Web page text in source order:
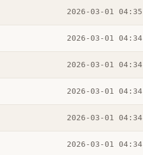
2026-03-01 04:35
2026-03-01 04:34
2026-03-01 04:34
2026-03-01 04:34
2026-03-01 04:34
2026-03-01 04:34